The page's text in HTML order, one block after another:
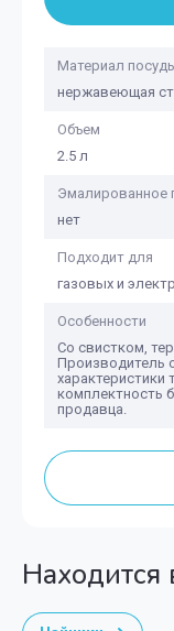
Материал
нержавеющая
Объем
2.5 л
Эмалированное
нет
Подходит для
газовых и
Особенности
Со свистком,
Производитель
характеристики
комплектность
продавца.
Находится